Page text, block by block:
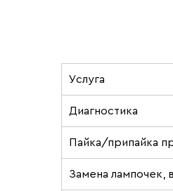
Услуга
Диагностика
Пайка/припайка
Замена лампочек,